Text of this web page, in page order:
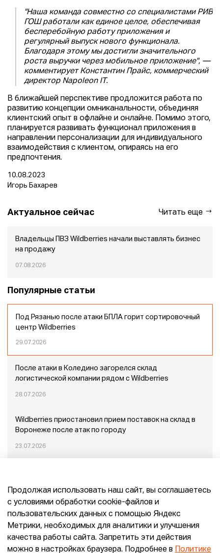
"Наша команда совместно со специалистами РИВ
ГОШ работали как единое целое, обеспечивая
бесперебойную работу приложения и
регулярный выпуск нового функционала.
Благодаря этому мы достигли значительного
роста выручки через мобильное приложение", —
комментирует Константин Прайс, коммерческий
директор Napoleon IT.
В ближайшей перспективе продложится работа по
развитию концепции омниканальности, объединяя
клиентский опыт в офлайне и онлайне. Помимо этого,
планируется развивать функционал приложения в
направлении персонализации для индивидуального
взаимодействия с клиентом, опираясь на его
предпочтения.
10.08.2023
Игорь Бахарев
Актуальное сейчас Читать еще
Владельцы ПВЗ Wildberries начали выставлять бизнес
на продажу
07.08.2026
Популярные статьи
Под Рязанью после атаки БПЛА горит сортировочный
центр Wildberries
29.07.2026
После атаки в Коледино загорелся склад
логистической компании рядом с Wildberries
28.07.2026
Wildberries приостановил прием поставок на склад в
Воронеже после атак по городу
23.07.2026
Конец эпохи маркетплейсов: прогнозы сооснователя
Mr.Doors Максима Валецкого
26.06.2026
Продолжая использовать наш сайт, вы соглашаетесь
с условиями обработки cookie-файлов и
пользовательских данных с помощью Яндекс
Метрики, необходимых для аналитики и улучшения
качества работы сайта. Запретить эти действия
можно в настройках браузера. Подробнее в
Политике